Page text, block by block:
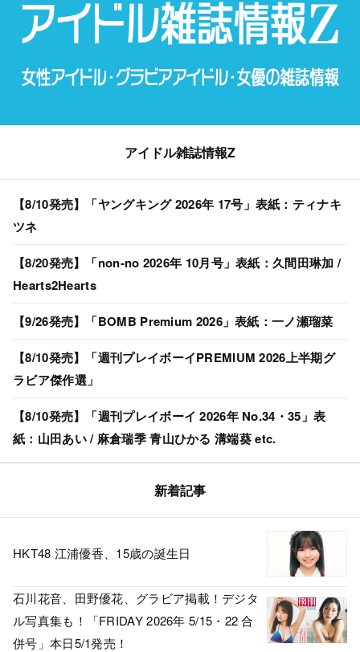
アイドル雑誌情報Z
【8/10発売】「ヤングキング 2026年 17号」表紙：ティナキ
ツネ
【8/20発売】「non-no 2026年 10月号」表紙：久間田琳加 /
Hearts2Hearts
【9/26発売】「BOMB Premium 2026」表紙：一ノ瀬瑠菜
【8/10発売】「週刊プレイボーイPREMIUM 2026上半期グ
ラビア傑作選」
【8/10発売】「週刊プレイボーイ 2026年 No.34・35」表
紙：山田あい / 麻倉瑞季 青山ひかる 溝端葵 etc.
新着記事
HKT48 江浦優香、15歳の誕生日
石川花音、田野優花、グラビア掲載！デジタ
ル写真集も！「FRIDAY 2026年 5/15・22 合
併号」本日5/1発売！